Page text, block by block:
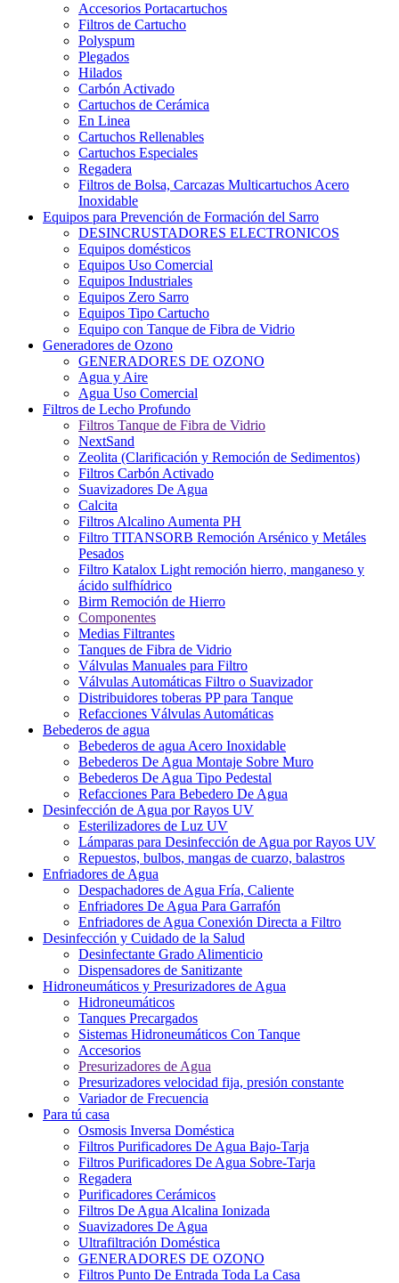
Accesorios Portacartuchos
Filtros de Cartucho
Polyspum
Plegados
Hilados
Carbón Activado
Cartuchos de Cerámica
En Linea
Cartuchos Rellenables
Cartuchos Especiales
Regadera
Filtros de Bolsa, Carcazas Multicartuchos Acero
Inoxidable
Equipos para Prevención de Formación del Sarro
DESINCRUSTADORES ELECTRONICOS
Equipos domésticos
Equipos Uso Comercial
Equipos Industriales
Equipos Zero Sarro
Equipos Tipo Cartucho
Equipo con Tanque de Fibra de Vidrio
Generadores de Ozono
GENERADORES DE OZONO
Agua y Aire
Agua Uso Comercial
Filtros de Lecho Profundo
Filtros Tanque de Fibra de Vidrio
NextSand
Zeolita (Clarificación y Remoción de Sedimentos)
Filtros Carbón Activado
Suavizadores De Agua
Calcita
Filtros Alcalino Aumenta PH
Filtro TITANSORB Remoción Arsénico y Metáles
Pesados
Filtro Katalox Light remoción hierro, manganeso y
ácido sulfhídrico
Birm Remoción de Hierro
Componentes
Medias Filtrantes
Tanques de Fibra de Vidrio
Válvulas Manuales para Filtro
Válvulas Automáticas Filtro o Suavizador
Distribuidores toberas PP para Tanque
Refacciones Válvulas Automáticas
Bebederos de agua
Bebederos de agua Acero Inoxidable
Bebederos De Agua Montaje Sobre Muro
Bebederos De Agua Tipo Pedestal
Refacciones Para Bebedero De Agua
Desinfección de Agua por Rayos UV
Esterilizadores de Luz UV
Lámparas para Desinfección de Agua por Rayos UV
Repuestos, bulbos, mangas de cuarzo, balastros
Enfriadores de Agua
Despachadores de Agua Fría, Caliente
Enfriadores De Agua Para Garrafón
Enfriadores de Agua Conexión Directa a Filtro
Desinfección y Cuidado de la Salud
Desinfectante Grado Alimenticio
Dispensadores de Sanitizante
Hidroneumáticos y Presurizadores de Agua
Hidroneumáticos
Tanques Precargados
Sistemas Hidroneumáticos Con Tanque
Accesorios
Presurizadores de Agua
Presurizadores velocidad fija, presión constante
Variador de Frecuencia
Para tú casa
Osmosis Inversa Doméstica
Filtros Purificadores De Agua Bajo-Tarja
Filtros Purificadores De Agua Sobre-Tarja
Regadera
Purificadores Cerámicos
Filtros De Agua Alcalina Ionizada
Suavizadores De Agua
Ultrafiltración Doméstica
GENERADORES DE OZONO
Filtros Punto De Entrada Toda La Casa